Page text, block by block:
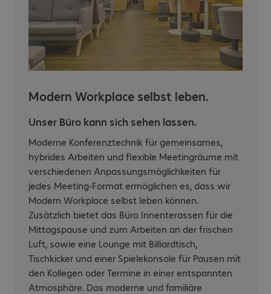
Modern Workplace selbst leben.
Unser Büro kann sich sehen lassen.
Moderne Konferenztechnik für gemeinsames,
hybrides Arbeiten und flexible Meetingräume mit
verschiedenen Anpassungsmöglichkeiten für
jedes Meeting-Format ermöglichen es, dass wir
Modern Workplace selbst leben können.
Zusätzlich bietet das Büro Innenterassen für die
Mittagspause und zum Arbeiten an der frischen
Luft, sowie eine Lounge mit Billiardtisch,
Tischkicker und einer Spielekonsole für Pausen mit
den Kollegen oder Termine in einer entspannten
Atmosphäre. Das moderne und familiäre